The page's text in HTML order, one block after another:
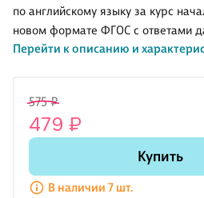
по английскому языку за курс
новом формате ФГОС с ответами
возможность проверить
дополнительными справочниками.
сказки и тестовых заданий по
носителем английского языка.
Перейти к описанию и
575 ₽
479 ₽
Купить
В наличии 7 шт.